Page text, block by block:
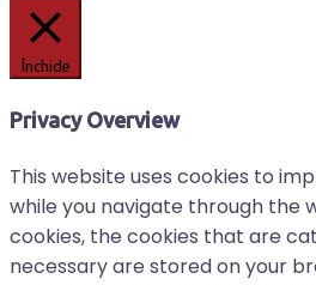
Închide
Privacy Overview
This website uses cookies to
while you navigate through the
cookies, the cookies that are
necessary are stored on your